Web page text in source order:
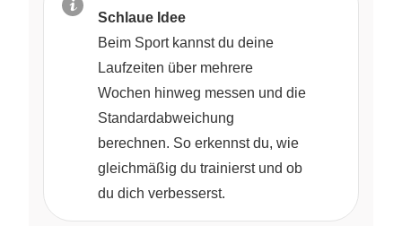
Schlaue Idee
Beim Sport kannst du deine
Laufzeiten über mehrere
Wochen hinweg messen und die
Standardabweichung
berechnen. So erkennst du, wie
gleichmäßig du trainierst und ob
du dich verbesserst.